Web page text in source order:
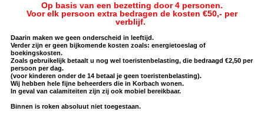
Op basis van een bezetting door 4 personen.
Voor elk persoon extra bedragen de kosten €50,- per
verblijf.
Daarin maken we geen onderscheid in leeftijd.
Verder zijn er geen bijkomende kosten zoals: energietoeslag of
boekingskosten.
Zoals gebruikelijk betaalt u nog wel toeristenbelasting, die bedraagd €2,50 per
persoon per dag.
(voor kinderen onder de 14 betaal je geen toeristenbelasting).
Wij hebben hele fijne beheerders die in Korbach wonen.
In geval van calamiteiten zijn zij ook mobiel bereikbaar.
Binnen is roken absoluut niet toegestaan.